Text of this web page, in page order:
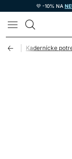
💜 -10% NA
Úvod Kadernícke